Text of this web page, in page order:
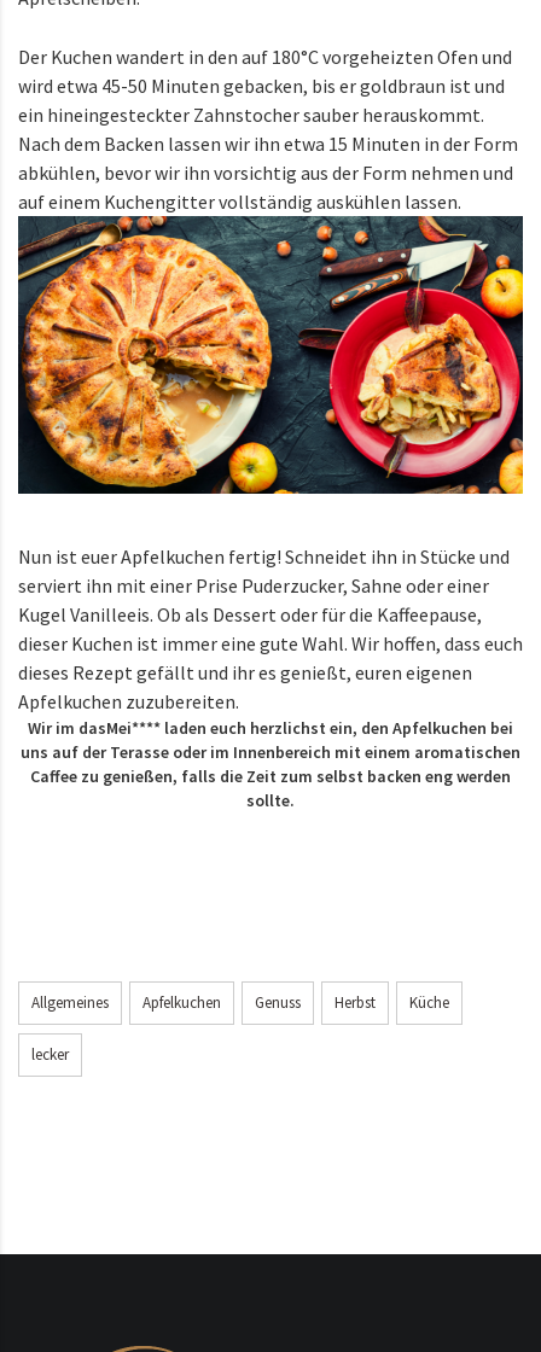
Der Kuchen wandert in den auf 180°C vorgeheizten Ofen und
wird etwa 45-50 Minuten gebacken, bis er goldbraun ist und
ein hineingesteckter Zahnstocher sauber herauskommt.
Nach dem Backen lassen wir ihn etwa 15 Minuten in der Form
abkühlen, bevor wir ihn vorsichtig aus der Form nehmen und
auf einem Kuchengitter vollständig auskühlen lassen.
Nun ist euer Apfelkuchen fertig! Schneidet ihn in Stücke und
serviert ihn mit einer Prise Puderzucker, Sahne oder einer
Kugel Vanilleeis. Ob als Dessert oder für die Kaffeepause,
dieser Kuchen ist immer eine gute Wahl. Wir hoffen, dass euch
dieses Rezept gefällt und ihr es genießt, euren eigenen
Apfelkuchen zuzubereiten.
Wir im dasMei**** laden euch herzlichst ein, den Apfelkuchen bei
uns auf der Terasse oder im Innenbereich mit einem aromatischen
Caffee zu genießen, falls die Zeit zum selbst backen eng werden
sollte.
Allgemeines Apfelkuchen Genuss Herbst Küche
lecker